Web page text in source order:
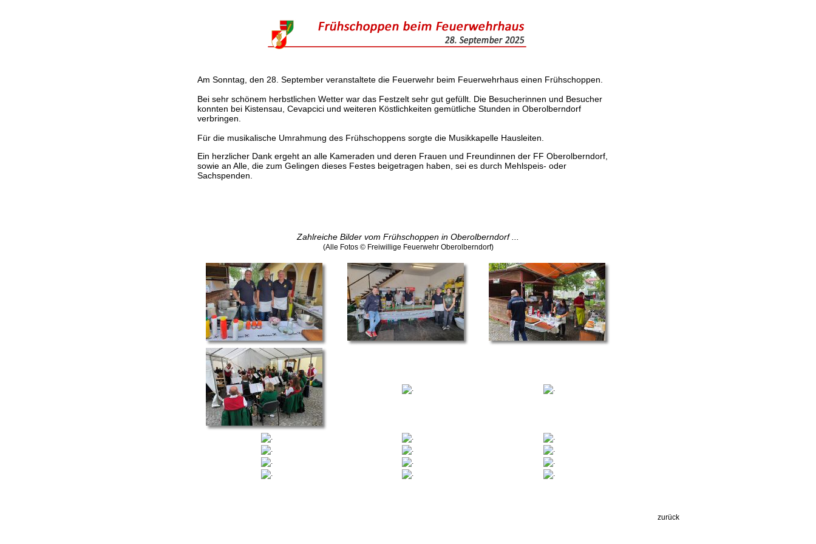
Am Sonntag, den 28. September veranstaltete die Feuerwehr beim Feuerwehrhaus einen Frühschoppen.
Bei sehr schönem herbstlichen Wetter war das Festzelt sehr gut gefüllt. Die Besucherinnen und Besucher
konnten bei Kistensau, Cevapcici und weiteren Köstlichkeiten gemütliche Stunden in Oberolberndorf
verbringen.
Für die musikalische Umrahmung des Frühschoppens sorgte die Musikkapelle Hausleiten.
Ein herzlicher Dank ergeht an alle Kameraden und deren Frauen und Freundinnen der FF Oberolberndorf,
sowie an Alle, die zum Gelingen dieses Festes beigetragen haben, sei es durch Mehlspeis- oder
Sachspenden.
Zahlreiche Bilder vom Frühschoppen in Oberolberndorf ...
(Alle Fotos © Freiwillige Feuerwehr Oberolberndorf)
zurück